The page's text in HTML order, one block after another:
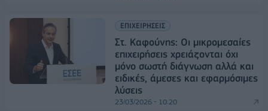
ΕΠΙΧΕΙΡΗΣΕΙΣ
Στ. Καφούνης: Οι μικρομεσαίες
επιχειρήσεις χρειάζονται όχι
μόνο σωστή διάγνωση αλλά και
ειδικές, άμεσες και εφαρμόσιμες
λύσεις
23/03/2026 - 10:20